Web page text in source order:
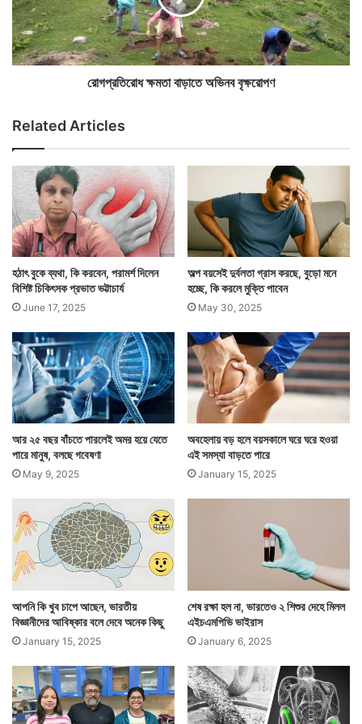
করোনাকালে বারবার পাতিলেবু খেতে পরামর্শ দিয়েছেন বিশেষজ্ঞেরা।
প্রতিরোধে উপকারি। চিকিৎসকেরা অনেকেই পরামর্শ দিচ্ছেন
র
বা
সি
ন্দা
রি
য়া
ধ
ক্ষ
ম
তা
অ
ভি
ন
বৃ
ক্ষ
রো
প
ণ
রোগপ্রতিরোধ ক্ষমতা বাড়াতে অভিনব বৃক্ষরোপণ
Related Articles
হঠাৎ বুকে ব্যথা, কি করবেন, পরামর্শ দিলেন
বিশিষ্ট চিকিৎসক প্রভাত ভট্টাচার্য
June 17, 2025
অল্প বয়সেই দুর্বলতা গ্রাস করছে, বুড়ো মনে
হচ্ছে, কি করলে মুক্তি পাবেন
May 30, 2025
আর ২৫ বছর বাঁচতে পারলেই অমর হয়ে যেতে
পারে মানুষ, বলছে গবেষণা
May 9, 2025
অবহেলায় বড় হলে বয়সকালে ঘরে ঘরে হওয়া
এই সমস্যা বাড়তে পারে
January 15, 2025
আপনি কি খুব চাপে আছেন, ভারতীয়
বিজ্ঞানীদের আবিষ্কার বলে দেবে অনেক কিছু
January 15, 2025
শেষ রক্ষা হল না, ভারতেও ২ শিশুর দেহে মিলল
এইচএমপিভি ভাইরাস
January 6, 2025